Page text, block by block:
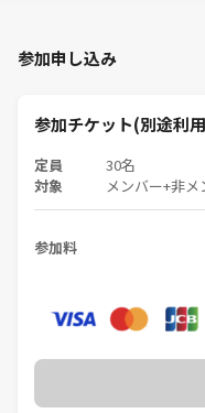
・勧誘（宗教・MLM・営業
度なボディタッチは禁止です。
いかねます。
・つなげーとのキャンセル
・ゲームは大切に扱ってく
✧• ─────────── •✧
申込ボタンを押した方、現
参加申し込み
参加チケット(別途利
定員 30名
対象 メンバー+非メ
参加料